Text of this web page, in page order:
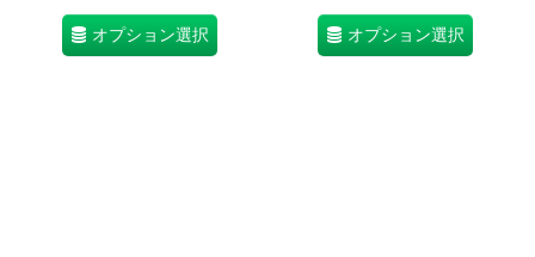
オプション選択 オプション選択